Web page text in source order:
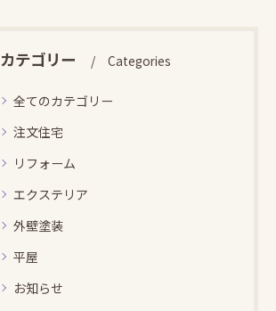
カテゴリー Categories
全てのカテゴリー
注文住宅
リフォーム
エクステリア
外壁塗装
平屋
お知らせ